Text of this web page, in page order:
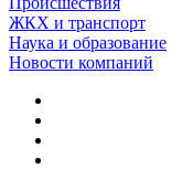
ЖКХ и транспорт
Наука и образование
Новости компаний